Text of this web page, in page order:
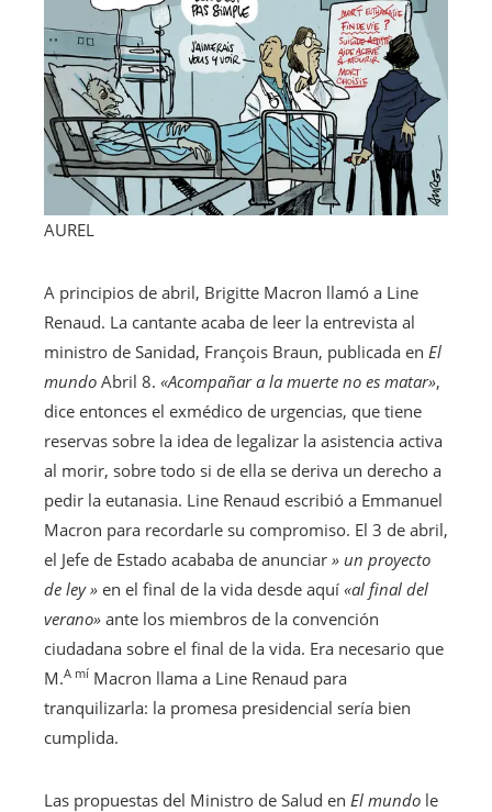
AUREL
A principios de abril, Brigitte Macron llamó a Line
Renaud. La cantante acaba de leer la entrevista al
ministro de Sanidad, François Braun, publicada en El
mundo Abril 8. «Acompañar a la muerte no es matar»,
dice entonces el exmédico de urgencias, que tiene
reservas sobre la idea de legalizar la asistencia activa
al morir, sobre todo si de ella se deriva un derecho a
pedir la eutanasia. Line Renaud escribió a Emmanuel
Macron para recordarle su compromiso. El 3 de abril,
el Jefe de Estado acababa de anunciar » un proyecto
de ley » en el final de la vida desde aquí «al final del
verano» ante los miembros de la convención
ciudadana sobre el final de la vida. Era necesario que
M.A mí Macron llama a Line Renaud para
tranquilizarla: la promesa presidencial sería bien
cumplida.
Las propuestas del Ministro de Salud en El mundo le